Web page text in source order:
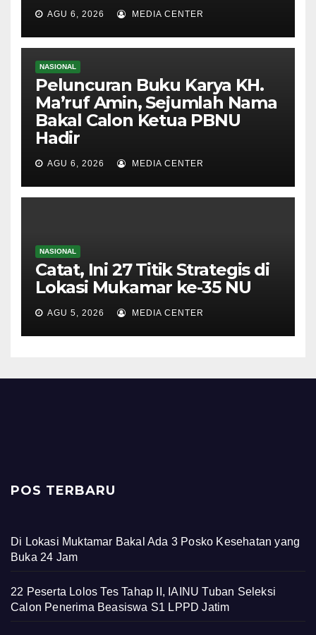
AGU 6, 2026 MEDIA CENTER
NASIONAL
Peluncuran Buku Karya KH.
Ma’ruf Amin, Sejumlah Nama
Bakal Calon Ketua PBNU
Hadir
AGU 6, 2026 MEDIA CENTER
NASIONAL
Catat, Ini 27 Titik Strategis di
Lokasi Mukamar ke-35 NU
AGU 5, 2026 MEDIA CENTER
POS TERBARU
Di Lokasi Muktamar Bakal Ada 3 Posko Kesehatan yang
Buka 24 Jam
22 Peserta Lolos Tes Tahap II, IAINU Tuban Seleksi
Calon Penerima Beasiswa S1 LPPD Jatim